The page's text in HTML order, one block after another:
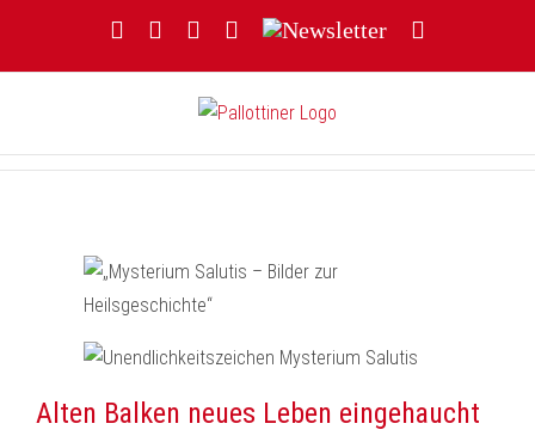
FacebookYouTubeInstagram
Threads
Newsletter
Alten Balken neues Leben eingehaucht